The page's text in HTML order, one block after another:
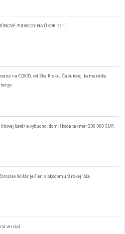
PODVODY NA ÚKOR DETÍ
na COVID, volička Kisku, Čaputovej, kamarátka
batérie vybuchol dom, škoda takmer 300 000 EUR
Kollár je člen slobodomurárskej lóže
verzia)